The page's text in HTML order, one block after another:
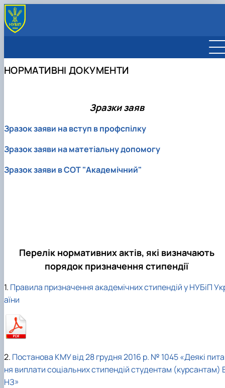
ПРАЦЕВЛАШТУВАННЯ ВИПУСКНИКІВ
НОРМАТИВНІ ДОКУМЕНТИ
НОРМАТИВНІ ДОКУМЕНТИ
Зразки заяв
Зразок заяви на вступ в профспілку
Зразок заяви на матетіальну допомогу
Зразок заяви в СОТ "Академічний"
Перелік нормативних актів, які визначають
порядок призначення стипендії
1. Правила призначення академічних стипендій у НУБіП
аїни
2. Постанова КМУ від 28 грудня 2016 р. № 1045 «Деякі
ня виплати соціальних стипендій студентам (курсантам)
НЗ»